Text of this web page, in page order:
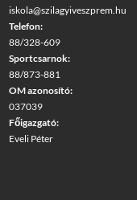
iskola@szilagyiveszprem.hu
Telefon:
88/328-609
Sportcsarnok:
88/873-881
OM azonosító:
037039
Főigazgató:
Eveli Péter